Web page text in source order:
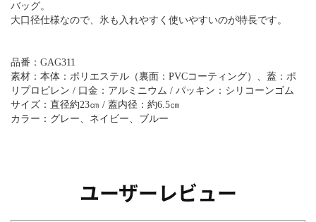
バッグ。
大口径仕様なので、氷も入れやすく使いやすいのが特長です。
品番：GAG311
素材：本体：ポリエステル（裏面：PVCコーティング）、蓋：ポ
リプロピレン / 口金：アルミニウム / パッキン：シリコーンゴム
サイズ：直径約23㎝ / 蓋内径：約6.5㎝
カラー：グレー、ネイビー、ブルー
ユーザーレビュー